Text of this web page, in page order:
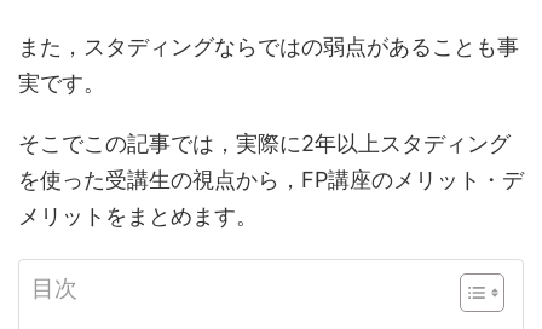
また，スタディングならではの弱点があることも事
実です。
そこでこの記事では，実際に2年以上スタディング
を使った受講生の視点から，FP講座のメリット・デ
メリットをまとめます。
目次